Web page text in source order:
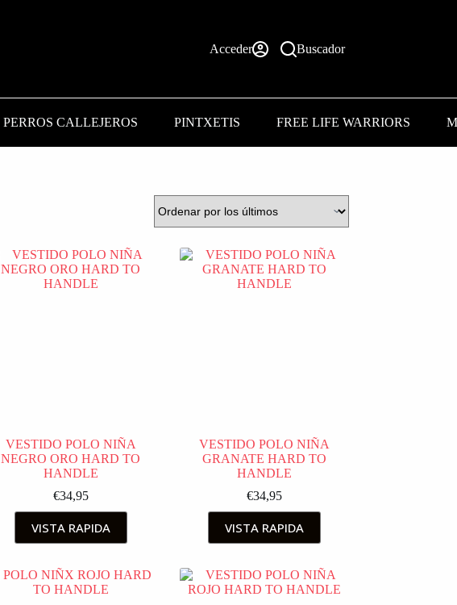
Acceder Buscador
PERROS CALLEJEROS PINTXETIS FREE LIFE WARRIORS
VESTIDO POLO NIÑA
NEGRO ORO HARD TO
HANDLE
€34,95
VISTA RAPIDA
VESTIDO POLO NIÑA
GRANATE HARD TO
HANDLE
€34,95
VISTA RAPIDA